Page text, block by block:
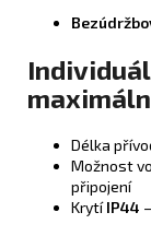
Délka
Možnost
připojení
KrytíIP44